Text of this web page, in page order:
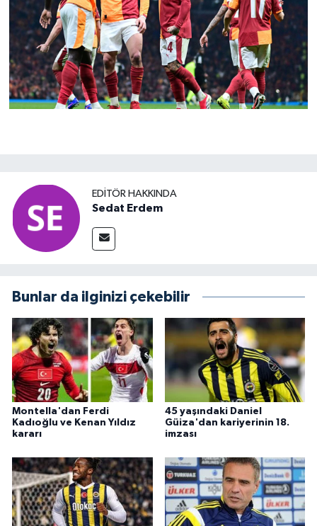
EDITÖR HAKKINDA
Sedat Erdem
Bunlar da ilginizi çekebilir
Montella'dan Ferdi
Kadıoğlu ve Kenan Yıldız
kararı
45 yaşındaki Daniel
Güiza'dan kariyerinin 18.
imzası